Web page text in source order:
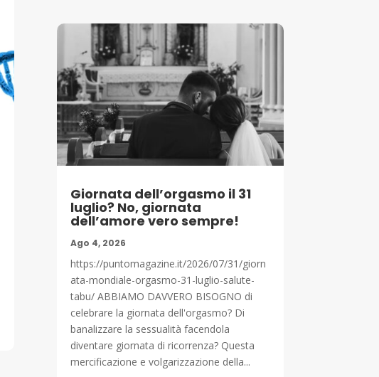
Giornata dell’orgasmo il 31
luglio? No, giornata
dell’amore vero sempre!
Ago 4, 2026
https://puntomagazine.it/2026/07/31/giorn
ata-mondiale-orgasmo-31-luglio-salute-
tabu/ ABBIAMO DAVVERO BISOGNO di
celebrare la giornata dell'orgasmo? Di
banalizzare la sessualità facendola
diventare giornata di ricorrenza? Questa
mercificazione e volgarizzazione della...